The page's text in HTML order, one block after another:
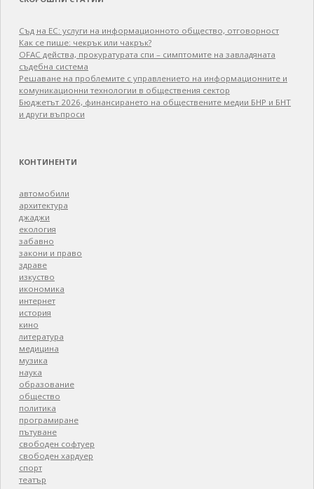
Съд на ЕС: услуги на информационното общество, отговорност
Как се пише: чекрък или чакрък?
OFAC действа, прокуратурата спи – симптомите на завладяната
съдебна система
Решаване на проблемите с управлението на информационните и
комуникационни технологии в обществения сектор
Бюджетът 2026, финансирането на обществените медии БНР и БНТ
и други въпроси
КОНТИНЕНТИ
автомобили
архитектура
джаджи
екология
забавно
закони и право
здраве
изкуство
икономика
интернет
история
кино
литература
медицина
музика
наука
образование
общество
политика
програмиране
пътуване
свободен софтуер
свободен хардуер
спорт
театър